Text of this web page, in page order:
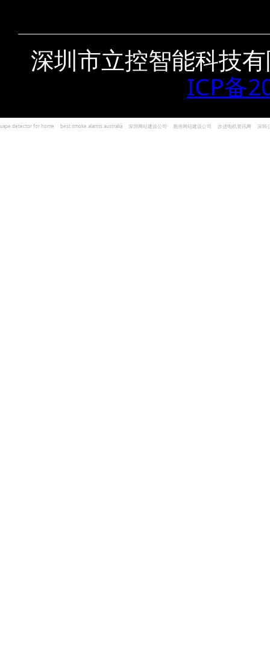
深圳市立控智能科技
ICP备
vape detector for home best smoke alarms australia 深圳网站建设公司 惠州网站建设公司 步进电机资讯网 深圳